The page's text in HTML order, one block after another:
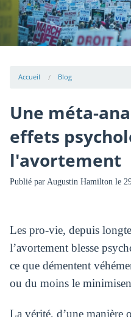
Accueil Blog
Une méta-
effets
l'avortement
Publié par Augustin Hamilton le
Les pro-vie, depuis
l’avortement blesse
ce que démentent
ou du moins le
La vérité, d’une manière